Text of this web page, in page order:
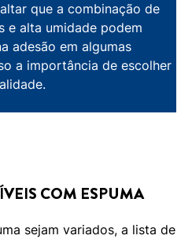
que a combinação de
e alta umidade podem
adesão em algumas
a importância de escolher
COM ESPUMA
sejam variados, a lista de